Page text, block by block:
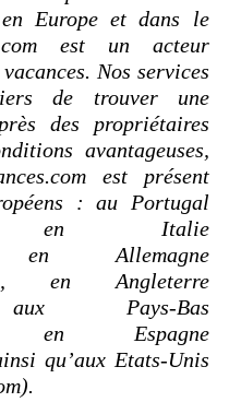
Europe et dans le
est un acteur
Nos services
de trouver une
des propriétaires
avantageuses,
est présent
: au Portugal
en Italie
en Allemagne
en Angleterre
aux Pays-Bas
en Espagne
qu’aux Etats-Unis